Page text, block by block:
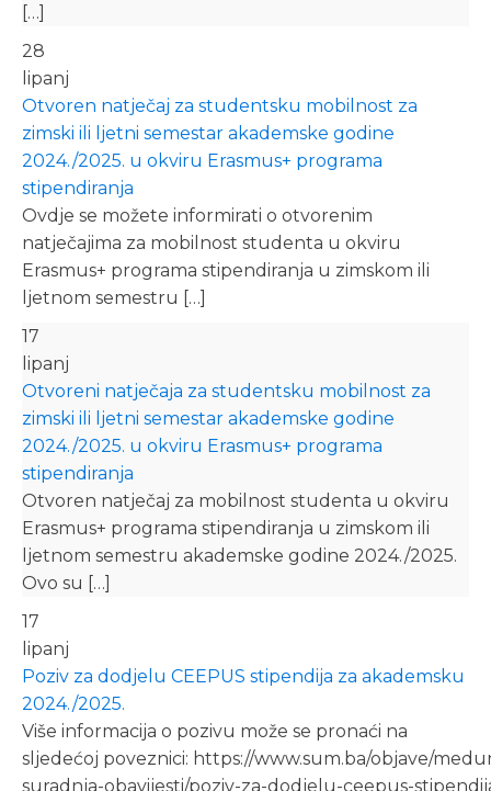
[…]
28
lipanj
Otvoren natječaj za studentsku mobilnost za
zimski ili ljetni semestar akademske godine
2024./2025. u okviru Erasmus+ programa
stipendiranja
Ovdje se možete informirati o otvorenim
natječajima za mobilnost studenta u okviru
Erasmus+ programa stipendiranja u zimskom ili
ljetnom semestru […]
17
lipanj
Otvoreni natječaja za studentsku mobilnost za
zimski ili ljetni semestar akademske godine
2024./2025. u okviru Erasmus+ programa
stipendiranja
Otvoren natječaj za mobilnost studenta u okviru
Erasmus+ programa stipendiranja u zimskom ili
ljetnom semestru akademske godine 2024./2025.
Ovo su […]
17
lipanj
Poziv za dodjelu CEEPUS stipendija za akademsku
2024./2025.
Više informacija o pozivu može se pronaći na
sljedećoj poveznici: https://www.sum.ba/objave/
suradnja-obavijesti/poziv-za-dodjelu-ceepus-